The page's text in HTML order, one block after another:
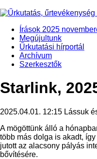
Írások 2025
Megújultunk
Űrkutatási hírportál
Archívum
Szerkesztők
Starlink,
2025.04.01. 12:15 Lássuk
A mögöttünk álló a
több más dolga is akadt,
jutott az alacsony pályás
bővítésére.